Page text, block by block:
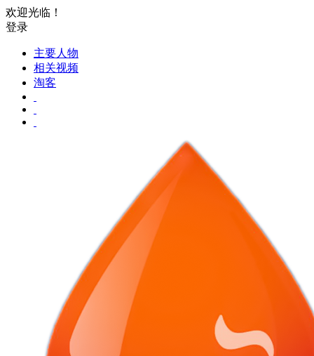
欢迎光临！
登录
主要人物
相关视频
淘客